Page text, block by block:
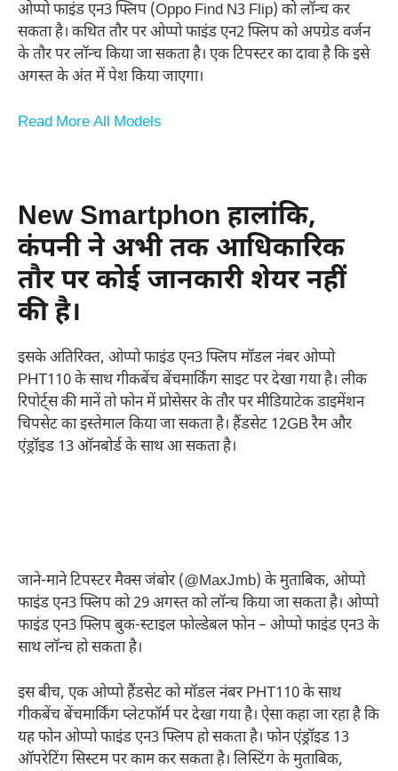
ओप्पो फाइंड एन3 फ्लिप (Oppo Find N3 Flip) को लॉन्च कर
सकता है। कथित तौर पर ओप्पो फाइंड एन2 फ्लिप को अपग्रेड वर्जन
के तौर पर लॉन्च किया जा सकता है। एक टिपस्टर का दावा है कि इसे
अगस्त के अंत में पेश किया जाएगा।
Read More All Models
New Smartphon हालांकि,
कंपनी ने अभी तक आधिकारिक
तौर पर कोई जानकारी शेयर नहीं
की है।
इसके अतिरिक्त, ओप्पो फाइंड एन3 फ्लिप मॉडल नंबर ओप्पो
PHT110 के साथ गीकबेंच बेंचमार्किंग साइट पर देखा गया है। लीक
रिपोर्ट्स की मानें तो फोन में प्रोसेसर के तौर पर मीडियाटेक डाइमेंशन
चिपसेट का इस्तेमाल किया जा सकता है। हैंडसेट 12GB रैम और
एंड्रॉइड 13 ऑनबोर्ड के साथ आ सकता है।
जाने-माने टिपस्टर मैक्स जंबोर (@MaxJmb) के मुताबिक, ओप्पो
फाइंड एन3 फ्लिप को 29 अगस्त को लॉन्च किया जा सकता है। ओप्पो
फाइंड एन3 फ्लिप बुक-स्टाइल फोल्डेबल फोन – ओप्पो फाइंड एन3 के
साथ लॉन्च हो सकता है।
इस बीच, एक ओप्पो हैंडसेट को मॉडल नंबर PHT110 के साथ
गीकबेंच बेंचमार्किंग प्लेटफॉर्म पर देखा गया है। ऐसा कहा जा रहा है कि
यह फोन ओप्पो फाइंड एन3 फ्लिप हो सकता है। फोन एंड्रॉइड 13
ऑपरेटिंग सिस्टम पर काम कर सकता है। लिस्टिंग के मुताबिक,